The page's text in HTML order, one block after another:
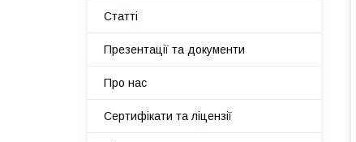
Статті
Презентації та документи
Про нас
Сертифікати та ліцензії